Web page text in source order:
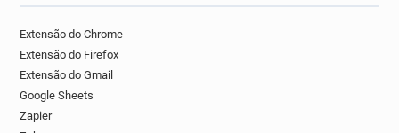
Extensão do Chrome
Extensão do Firefox
Extensão do Gmail
Google Sheets
Zapier